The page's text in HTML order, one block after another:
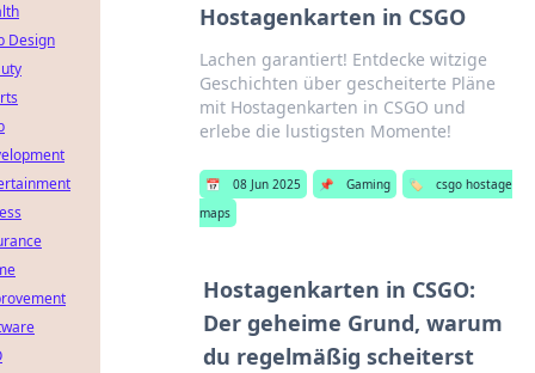
Hostagenkarten in CSGO
Lachen garantiert! Entdecke witzige
Geschichten über gescheiterte Pläne
mit Hostagenkarten in CSGO und
erlebe die lustigsten Momente!
📅 08 Jun 2025 📌 Gaming 🏷️
csgo hostage
maps
Hostagenkarten in CSGO:
Der geheime Grund, warum
du regelmäßig scheiterst
Design